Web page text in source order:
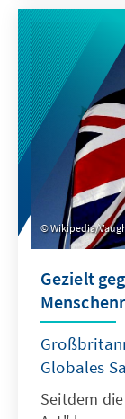
ввела
из России,
Северной
защиту
Wikipedia/
Gezielt
Globales
Seitdem